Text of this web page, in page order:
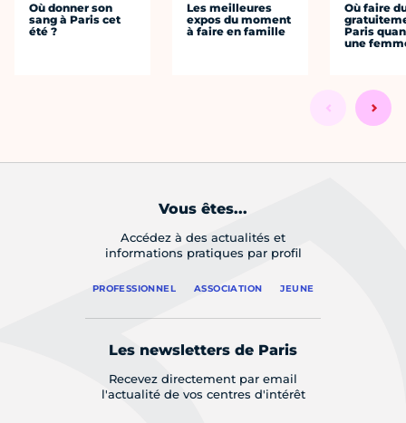
Où donner son
sang à Paris cet
été ?
Les meilleures
expos du moment
à faire en famille
Où faire
Paris
une
Vous êtes...
Accédez à des actualités et
informations pratiques par profil
PROFESSIONNEL ASSOCIATION JEUNE
Les newsletters de Paris
Recevez directement par email
l'actualité de vos centres d'intérêt